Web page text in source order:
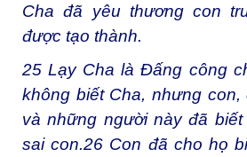
Cha đã yêu thương con
được tạo thành.
25 Lạy Cha là Đấng công
không biết Cha, nhưng con,
và những người này đã
sai con.26 Con đã cho họ